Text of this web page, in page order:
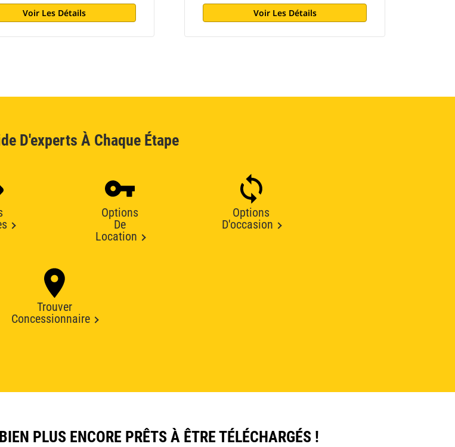
Voir Les Détails Voir Les Détails
D'experts À Chaque Étape
Options
De
Location
Options
D'occasion
Trouver
Concessionnaire
PLUS ENCORE PRÊTS À ÊTRE TÉLÉCHARGÉS !